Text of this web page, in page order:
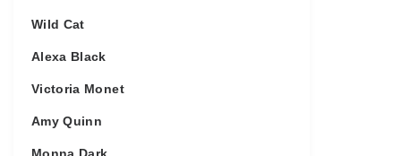
Wild Cat
Alexa Black
Victoria Monet
Amy Quinn